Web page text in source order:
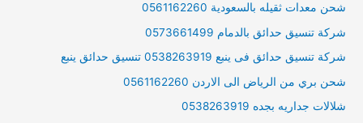
شحن معدات ثقيله بالسعودية 0561162260
شركة تنسيق حدائق بالدمام 0573661499
شركة تنسيق حدائق فى ينبع 0538263919 تنسيق حدائق ينبع
شحن بري من الرياض الى الاردن 0561162260
شلالات جداريه بجده 0538263919